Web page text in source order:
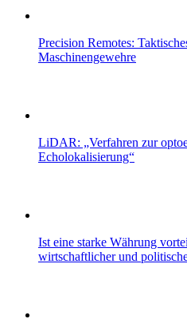
Precision Remotes:
Maschinengewehre
LiDAR: „Verfahren zur
Echolokalisierung“
Ist eine starke Währung
wirtschaftlicher und